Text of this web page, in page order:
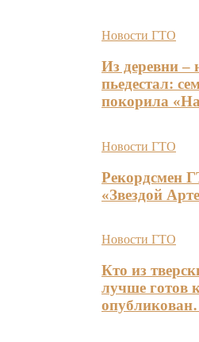
Новости ГТО
Из деревни –
пьедестал:
покорила
Новости ГТО
Рекордсмен
«Звездой
Новости ГТО
Кто из
лучше готов